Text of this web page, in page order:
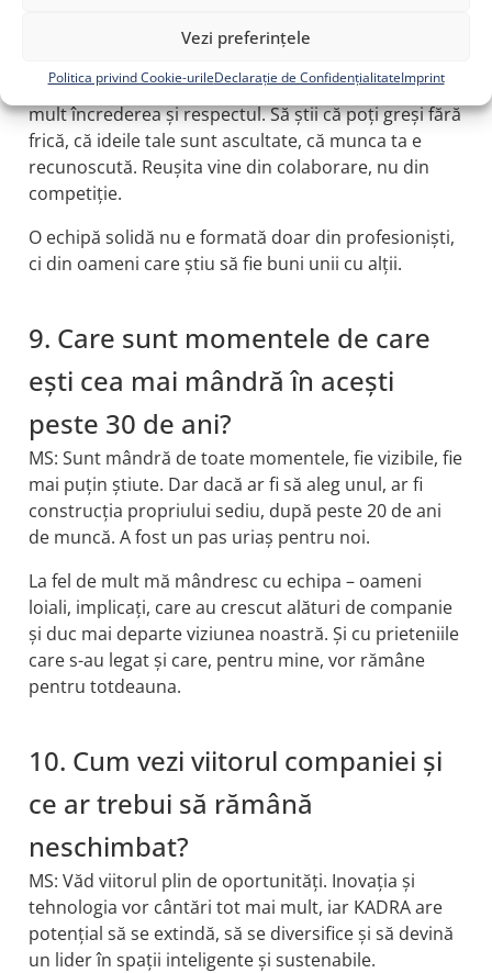
Vezi preferințele
Politica privind Cookie-urileDeclarație de ConfidențialitateImprint
echipă, care ar fi?
MS: Pentru mine, într-o echipă contează cel mai
mult încrederea și respectul. Să știi că poți greși fără
frică, că ideile tale sunt ascultate, că munca ta e
recunoscută. Reușita vine din colaborare, nu din
competiție.
O echipă solidă nu e formată doar din profesioniști,
ci din oameni care știu să fie buni unii cu alții.
9. Care sunt momentele de care
ești cea mai mândră în acești
peste 30 de ani?
MS: Sunt mândră de toate momentele, fie vizibile, fie
mai puțin știute. Dar dacă ar fi să aleg unul, ar fi
construcția propriului sediu, după peste 20 de ani
de muncă. A fost un pas uriaș pentru noi.
La fel de mult mă mândresc cu echipa – oameni
loiali, implicați, care au crescut alături de companie
și duc mai departe viziunea noastră. Și cu prieteniile
care s-au legat și care, pentru mine, vor rămâne
pentru totdeauna.
10. Cum vezi viitorul companiei și
ce ar trebui să rămână
neschimbat?
MS: Văd viitorul plin de oportunități. Inovația și
tehnologia vor cântări tot mai mult, iar KADRA are
potențial să se extindă, să se diversifice și să devină
un lider în spații inteligente și sustenabile.